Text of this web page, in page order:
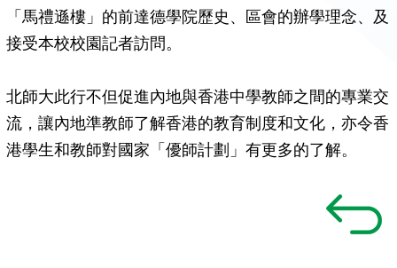
「馬禮遜樓」的前達德學院歷史、區會的辦學理念、及
接受本校校園記者訪問。
北師大此行不但促進內地與香港中學教師之間的專業交
流，讓內地準教師了解香港的教育制度和文化，亦令香
港學生和教師對國家「優師計劃」有更多的了解。